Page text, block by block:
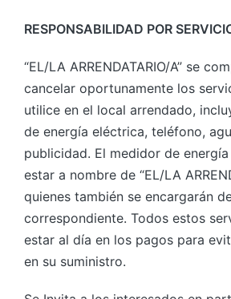
RESPONSABILIDAD POR
“EL/LA ARRENDATARIO/A” se
cancelar oportunamente los
utilice en el local arrendado,
de energía eléctrica, teléfono,
publicidad. El medidor de
estar a nombre de “EL/LA
quienes también se encargarán
correspondiente. Todos estos
estar al día en los pagos para
en su suministro.